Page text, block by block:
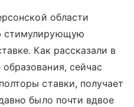
области
стимулирующую
Как рассказали в
сейчас
ставки, получает
было почти вдвое